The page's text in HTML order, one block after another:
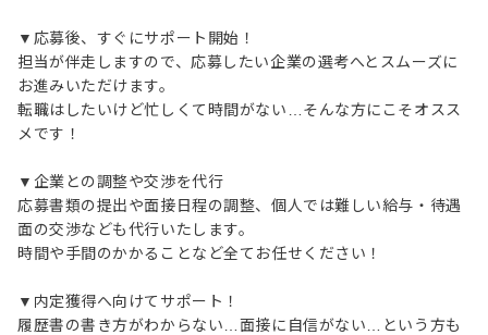
▼応募後、すぐにサポート開始！
担当が伴走しますので、応募したい企業の選考へとスムーズに
お進みいただけます。
転職はしたいけど忙しくて時間がない…そんな方にこそオスス
メです！
▼企業との調整や交渉を代行
応募書類の提出や面接日程の調整、個人では難しい給与・待遇
面の交渉なども代行いたします。
時間や手間のかかることなど全てお任せください！
▼内定獲得へ向けてサポート！
履歴書の書き方がわからない…面接に自信がない…という方も